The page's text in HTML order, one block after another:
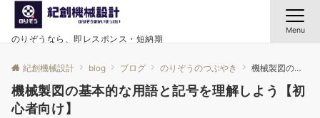
のりぞうなら、即レスポンス・短納期
Menu
紀創機械設計 blog ブログ のりぞうのつぶやき 機械製図の基本的な用語と記号を理解しよう【初心者向け】
機械製図の基本的な用語と記号を理解しよう【初
心者向け】